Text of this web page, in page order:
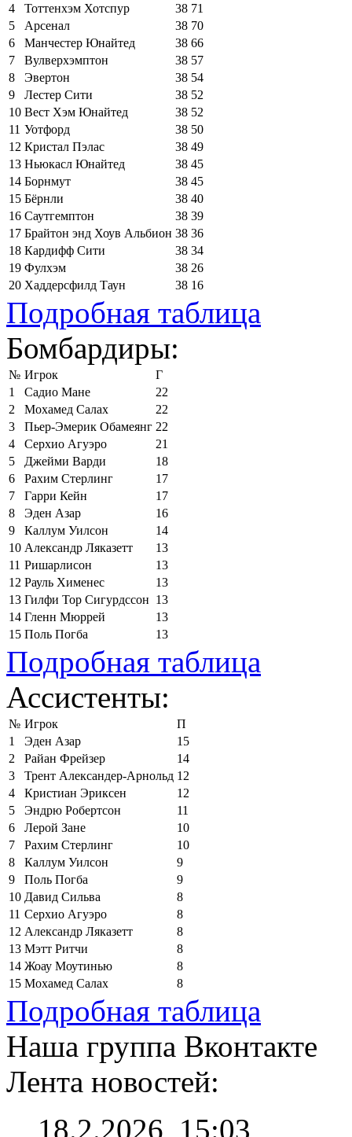
4
Тоттенхэм Хотспур 38 71
5
Арсенал 38 70
6
Манчестер Юнайтед 38 66
7
Вулверхэмптон 38 57
8
Эвертон 38 54
9
Лестер Сити 38 52
10 Вест Хэм Юнайтед 38 52
11 Уотфорд 38 50
12 Кристал Пэлас 38 49
13 Ньюкасл Юнайтед 38 45
14 Борнмут 38 45
15 Бёрнли 38 40
16 Саутгемптон 38 39
17 Брайтон энд Хоув Альбион 38 36
18 Кардифф Сити 38 34
19 Фулхэм 38 26
20 Хаддерсфилд Таун 38 16
Подробная таблица
Бомбардиры:
№ Игрок
Г
1
Садио Мане
22
2
Мохамед Салах
22
3
Пьер-Эмерик Обамеянг 22
4
Серхио Агуэро
21
5
Джейми Варди
18
6
Рахим Стерлинг
17
7
Гарри Кейн
17
8
Эден Азар
16
9
Каллум Уилсон
14
10 Александр Ляказетт
13
11 Ришарлисон
13
12 Рауль Хименес
13
13 Гилфи Тор Сигурдссон 13
14 Гленн Мюррей
13
15 Поль Погба 13
Подробная таблица
Ассистенты:
№ Игрок
П
1
Эден Азар
15
2
Райан Фрейзер
14
3
Трент Александер-Арнольд 12
4
Кристиан Эриксен
12
5
Эндрю Робертсон
11
6
Лерой Зане
10
7
Рахим Стерлинг
10
8
Каллум Уилсон
9
9
Поль Погба
9
10 Давид Сильва
8
11 Серхио Агуэро
8
12 Александр Ляказетт
8
13 Мэтт Ритчи
8
14 Жоау Моутинью
8
15 Мохамед Салах 8
Подробная таблица
Наша группа Вконтакте
Лента новостей:
18.2.2026, 15:03